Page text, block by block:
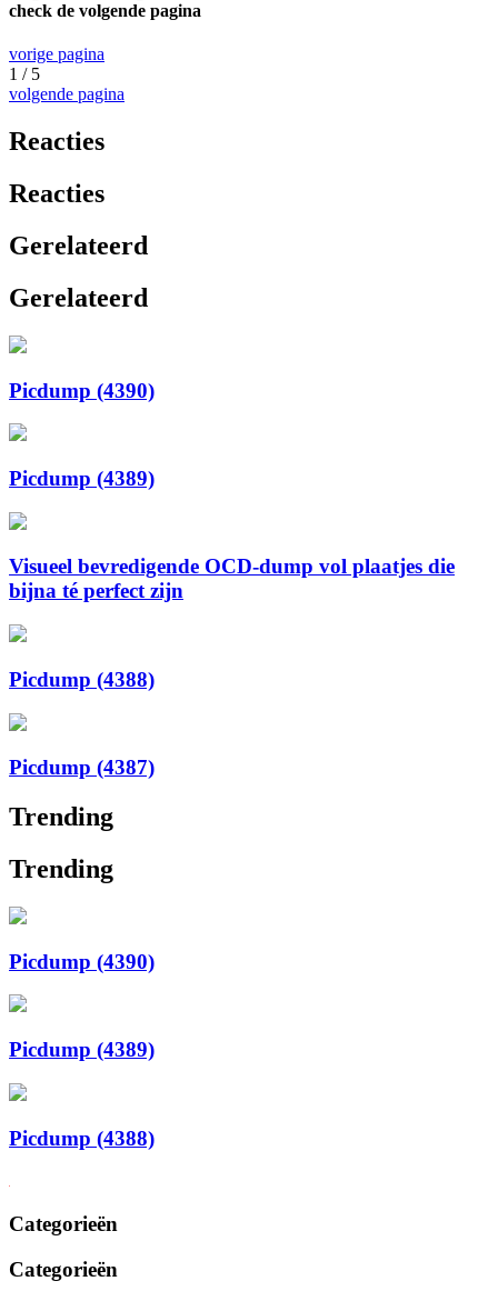
check de volgende pagina
vorige pagina
1 / 5
volgende pagina
Reacties
Reacties
Gerelateerd
Gerelateerd
Picdump (4390)
Picdump (4389)
Visueel bevredigende OCD-dump vol plaatjes die
bijna té perfect zijn
Picdump (4388)
Picdump (4387)
Trending
Trending
Picdump (4390)
Picdump (4389)
Picdump (4388)
Categorieën
Categorieën